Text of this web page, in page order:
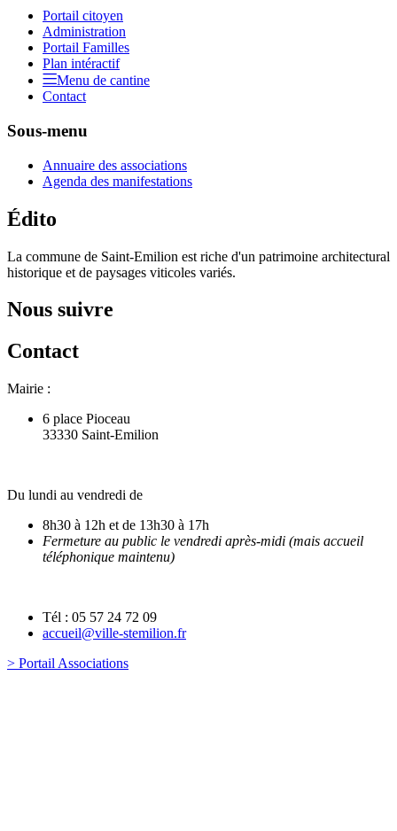
Portail citoyen
Administration
Portail Familles
Plan intéractif
Menu de cantine
Contact
Sous-menu
Annuaire des associations
Agenda des manifestations
Édito
La commune de Saint-Emilion est riche d'un patrimoine architectural
historique et de paysages viticoles variés.
Nous suivre
Contact
Mairie :
6 place Pioceau
33330 Saint-Emilion
Du lundi au vendredi de
8h30 à 12h et de 13h30 à 17h
Fermeture au public le vendredi après-midi (mais accueil
téléphonique maintenu)
Tél : 05 57 24 72 09
accueil@ville-stemilion.fr
> Portail Associations